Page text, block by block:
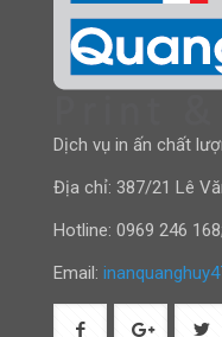
Dịch vụ in ấn chất
Địa chỉ: 387/21 Lê
Hotline: 0969 246 168;
Email: